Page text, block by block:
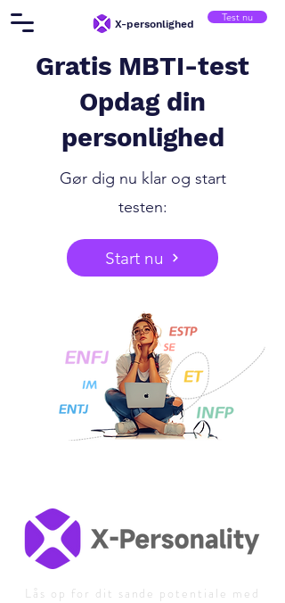
X-personlighed
Test nu
Gratis MBTI-test
Opdag din
personlighed
Gør dig nu klar og start
testen:
Start nu
Lås op for dit sande potentiale med